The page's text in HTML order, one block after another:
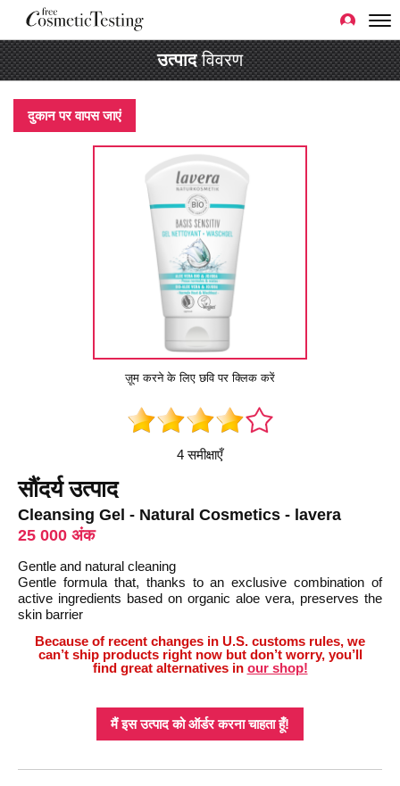
उत्पादविवरण
दुकान पर वापस जाएं
ज़ूम करने के लिए छवि पर क्लिक करें
4 समीक्षाएँ
सौंदर्य उत्पाद
Cleansing Gel - Natural Cosmetics - lavera
25 000 अंक
Gentle and natural cleaning
Gentle formula that, thanks to an exclusive combination of
active ingredients based on organic aloe vera, preserves the
skin barrier
Because of recent changes in U.S. customs rules, we
can’t ship products right now but don’t worry, you’ll
find great alternatives in our shop!
मैं इस उत्पाद को ऑर्डर करना चाहता हूँ!